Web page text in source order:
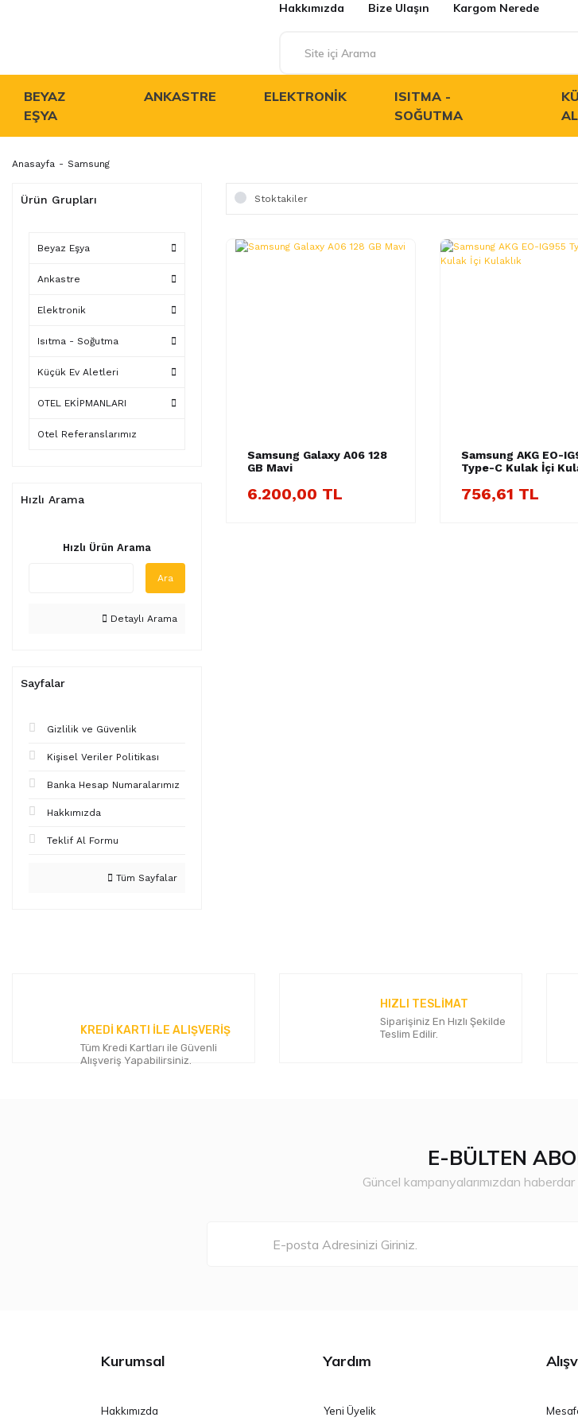
Hakkımızda Bize Ulaşın Kargom Nerede
BEYAZ
EŞYA
ANKASTRE ELEKTRONIK
ISITMA -
SOĞUTMA
Anasayfa Samsung
Ürün Grupları
Beyaz Eşya
Ankastre
Elektronik
Isıtma - Soğutma
Küçük Ev Aletleri
OTEL EKİPMANLARI
Otel Referanslarımız
Hızlı Arama
Hızlı Ürün Arama
Ara
Detaylı Arama
Sayfalar
Gizlilik ve Güvenlik
Kişisel Veriler Politikası
Banka Hesap Numaralarımız
Hakkımızda
Teklif Al Formu
Tüm Sayfalar
Stoktakiler
Samsung Galaxy A06 128
GB Mavi
6.200,00 TL
Samsung AKG EO-
Type-C Kulak İçi
756,61 TL
KREDİ KARTI İLE ALIŞVERİŞ
Tüm Kredi Kartları ile Güvenli
Alışveriş Yapabilirsiniz.
HIZLI TESLİMAT
Siparişiniz En Hızlı Şekilde
Teslim Edilir.
E-BÜLTEN
Güncel kampanyalarımızdan
Kurumsal
Hakkımızda
Yardım
Yeni Üyelik